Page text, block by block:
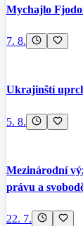
Mychajlo
7. 8.
Ukrajinští
5. 8.
Mezinárodní
právu a
22. 7.